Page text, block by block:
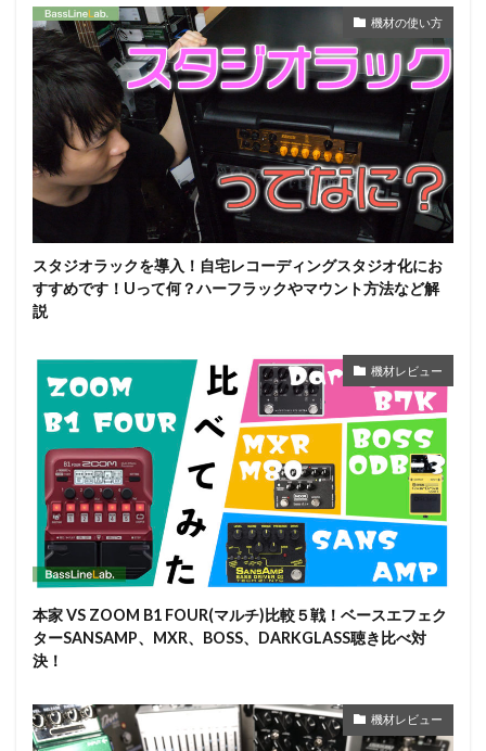
機材の使い方
スタジオラックを導入！自宅レコーディングスタジオ化にお
すすめです！Uって何？ハーフラックやマウント方法など解
説
機材レビュー
本家 VS ZOOM B1 FOUR(マルチ)比較５戦！ベースエフェク
ターSANSAMP、MXR、BOSS、DARKGLASS聴き比べ対
決！
機材レビュー